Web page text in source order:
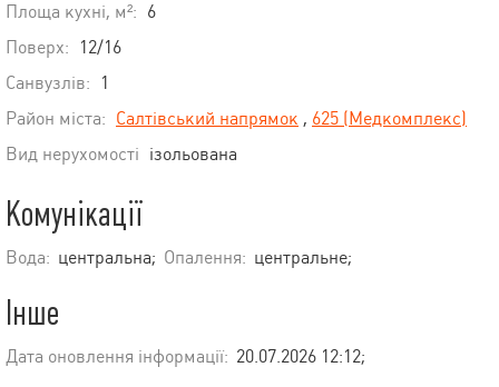
Площа кухні, м²: 6
Поверх:
12/16
Санвузлів:
1
Район міста: Салтівський напрямок , 625 (Медкомплекс)
Вид нерухомості ізольована
Комунікації
Вода: центральна; Опалення: центральне;
Інше
Дата оновлення інформації: 20.07.2026 12:12;